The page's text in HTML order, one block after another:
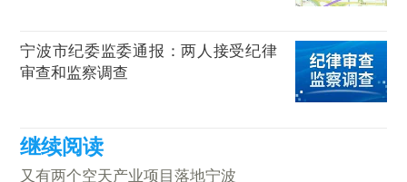
宁波市纪委监委通报：两人接受纪律
审查和监察调查
又有两个空天产业项目落地宁波